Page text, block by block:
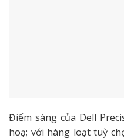
Điểm sáng của Dell
hoạ; với hàng loạt tuỳ